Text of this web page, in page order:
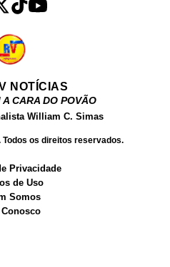
roubo. Diante da
NOTÍCIAS
CARA DO POVÃO
William C. Simas
os direitos reservados.
Privacidade
de Uso
Somos